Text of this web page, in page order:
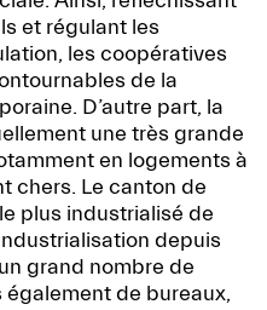
et régulant les
les coopératives
de la
D’autre part, la
une très grande
en logements à
chers. Le canton de
plus industrialisé de
depuis
grand nombre de
de bureaux,